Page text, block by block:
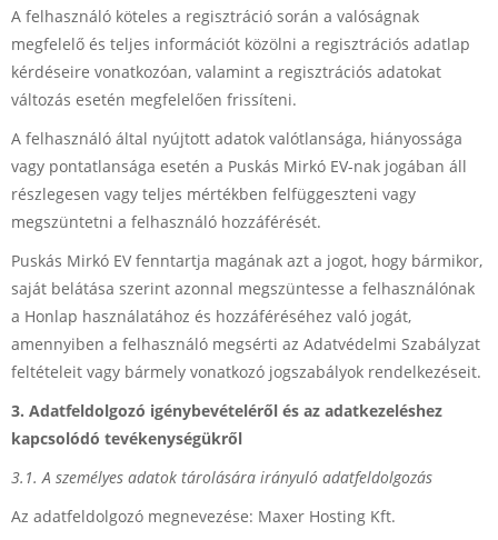
A felhasználó köteles a regisztráció során a valóságnak
megfelelő és teljes információt közölni a regisztrációs adatlap
kérdéseire vonatkozóan, valamint a regisztrációs adatokat
változás esetén megfelelően frissíteni.
A felhasználó által nyújtott adatok valótlansága, hiányossága
vagy pontatlansága esetén a Puskás Mirkó EV-nak jogában áll
részlegesen vagy teljes mértékben felfüggeszteni vagy
megszüntetni a felhasználó hozzáférését.
Puskás Mirkó EV fenntartja magának azt a jogot, hogy bármikor,
saját belátása szerint azonnal megszüntesse a felhasználónak
a Honlap használatához és hozzáféréséhez való jogát,
amennyiben a felhasználó megsérti az Adatvédelmi Szabályzat
feltételeit vagy bármely vonatkozó jogszabályok rendelkezéseit.
3. Adatfeldolgozó igénybevételéről és az adatkezeléshez
kapcsolódó tevékenységükről
3.1. A személyes adatok tárolására irányuló adatfeldolgozás
Az adatfeldolgozó megnevezése: Maxer Hosting Kft.